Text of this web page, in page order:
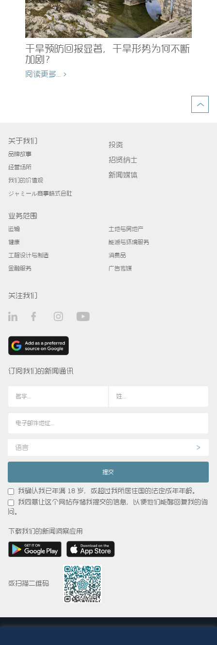
干旱预防回报显著，干旱形势为何不断
加剧？
阅读更多... >
关于我们
品牌故事
经营场所
我们的价值观
ジャミール商事株式会社
投资
招贤纳士
新闻媒体
业务范围
运输
健康
工程设计与制造
金融服务
土地与房地产
能源与环境服务
消费品
广告传媒
关注我们
订阅我们的新闻通讯
语言
我确认我已年满 18 岁，或超过我所居住国的法定成年年龄。
我同意让这个网站存储我提交的信息，以便他们能够回复我的询
问。
下载我们的新闻洞察应用
或扫描二维码